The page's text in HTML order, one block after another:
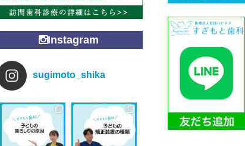
Instagram
sugimoto_shika